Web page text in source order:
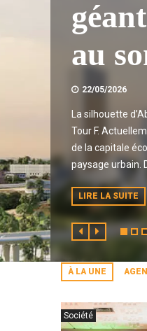
au
22/05/2026
La silhouette
Tour F.
de la capitale
paysage urbain.
LIRE LA SUITE
À LA UNE
Société